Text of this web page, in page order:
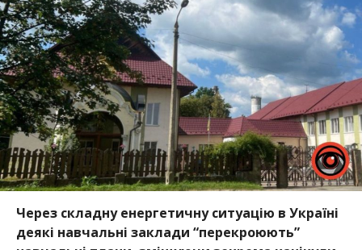
Через складну енергетичну ситуацію в Україні
деякі навчальні заклади “перекроюють”